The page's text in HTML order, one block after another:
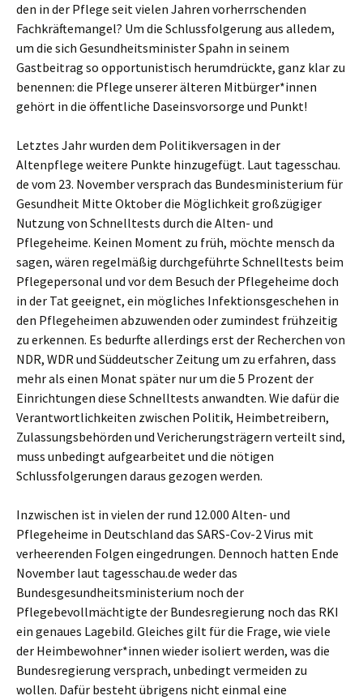
den in der Pflege seit vielen Jahren vorherrschenden
Fachkräftemangel? Um die Schlussfolgerung aus alledem,
um die sich Gesundheitsminister Spahn in seinem
Gastbeitrag so opportunistisch herumdrückte, ganz klar zu
benennen: die Pflege unserer älteren Mitbürger*innen
gehört in die öffentliche Daseinsvorsorge und Punkt!
Letztes Jahr wurden dem Politikversagen in der
Altenpflege weitere Punkte hinzugefügt. Laut tagesschau.
de vom 23. November versprach das Bundesministerium für
Gesundheit Mitte Oktober die Möglichkeit großzügiger
Nutzung von Schnelltests durch die Alten- und
Pflegeheime. Keinen Moment zu früh, möchte mensch da
sagen, wären regelmäßig durchgeführte Schnelltests beim
Pflegepersonal und vor dem Besuch der Pflegeheime doch
in der Tat geeignet, ein mögliches Infektionsgeschehen in
den Pflegeheimen abzuwenden oder zumindest frühzeitig
zu erkennen. Es bedurfte allerdings erst der Recherchen von
NDR, WDR und Süddeutscher Zeitung um zu erfahren, dass
mehr als einen Monat später nur um die 5 Prozent der
Einrichtungen diese Schnelltests anwandten. Wie dafür die
Verantwortlichkeiten zwischen Politik, Heimbetreibern,
Zulassungsbehörden und Vericherungsträgern verteilt sind,
muss unbedingt aufgearbeitet und die nötigen
Schlussfolgerungen daraus gezogen werden.
Inzwischen ist in vielen der rund 12.000 Alten- und
Pflegeheime in Deutschland das SARS-Cov-2 Virus mit
verheerenden Folgen eingedrungen. Dennoch hatten Ende
November laut tagesschau.de weder das
Bundesgesundheitsministerium noch der
Pflegebevollmächtigte der Bundesregierung noch das RKI
ein genaues Lagebild. Gleiches gilt für die Frage, wie viele
der Heimbewohner*innen wieder isoliert werden, was die
Bundesregierung versprach, unbedingt vermeiden zu
wollen. Dafür besteht übrigens nicht einmal eine